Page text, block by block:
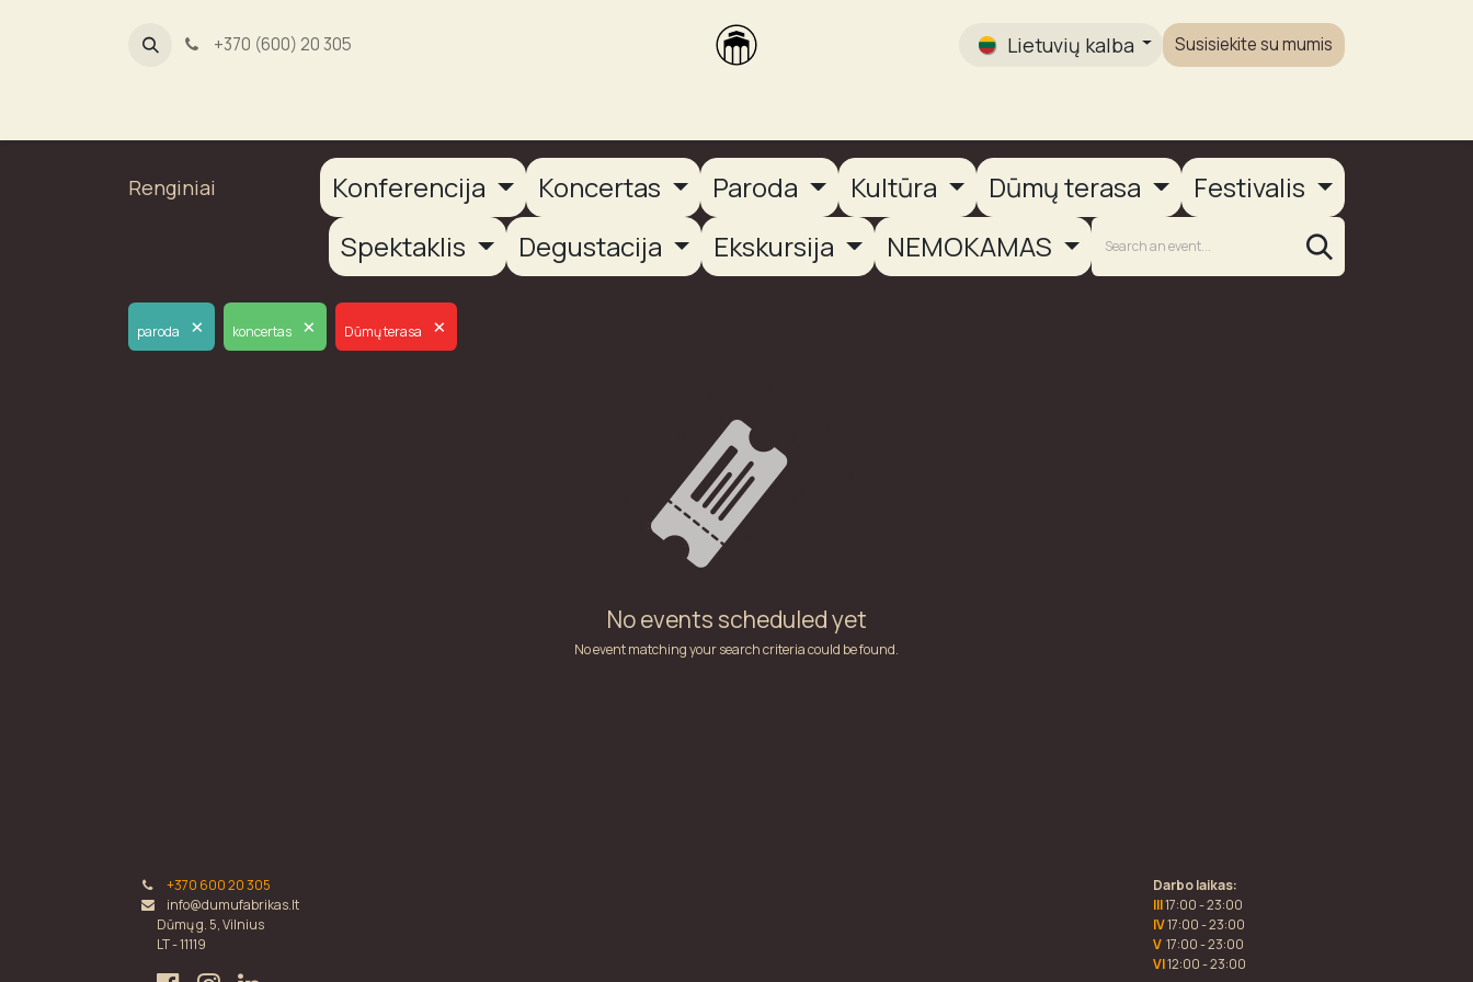
+370 (600) 20 305 Lietuvių kalba Susisiekite su mumis
Renginiai Konferencija Koncertas Paroda Kultūra Dūmų terasa
Festivalis
Spektaklis
Degustacija Ekskursija NEMOKAMAS
paroda × koncertas × Dūmų terasa ×
No events scheduled yet
No event matching your search criteria could be found.
+370 600 20 305
info@dumufabrikas.lt
Dūmų g. 5, Vilnius
LT - 11119
Darbo laikas:
III17:00 - 23:00
IV17:00 - 23:00
V 17:00 - 23:00
VI12:00 - 23:00